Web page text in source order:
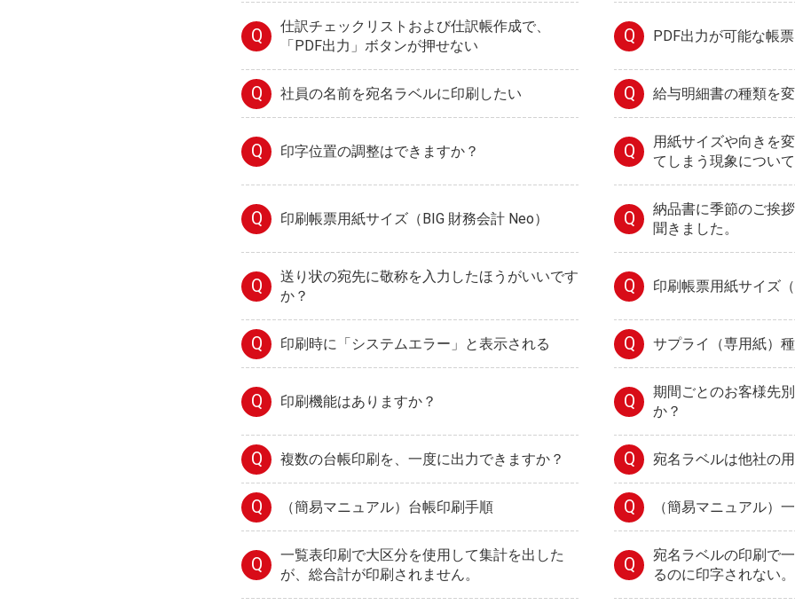
Q
仕訳チェックリストおよび仕訳帳作成で、
「PDF出力」ボタンが押せない
Q PDF出力が可能な帳
Q 社員の名前を宛名ラベルに印刷したい Q 給与明細書の種類を
Q 印字位置の調整はできますか？ Q
用紙サイズや向きを
てしまう現象について
Q 印刷帳票用紙サイズ（BIG 財務会計 Neo） Q
納品書に季節のご挨
聞きました。
Q
送り状の宛先に敬称を入力したほうがいいです
か？
Q 印刷帳票用紙サイズ
Q 印刷時に「システムエラー」と表示される Q サプライ（専用紙）
Q 印刷機能はありますか？ Q
期間ごとのお客様先
か？
Q 複数の台帳印刷を、一度に出力できますか？ Q 宛名ラベルは他社の
Q （簡易マニュアル）台帳印刷手順 Q （簡易マニュアル）
Q
一覧表印刷で大区分を使用して集計を出した
が、総合計が印刷されません。
Q
宛名ラベルの印刷で
るのに印字されない。